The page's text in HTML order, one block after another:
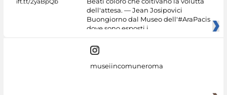
dell'attesa. — Jean Josipovici
Buongiorno dal Museo dell'#AraPacis
dove sono esposti i
museiincomuneroma